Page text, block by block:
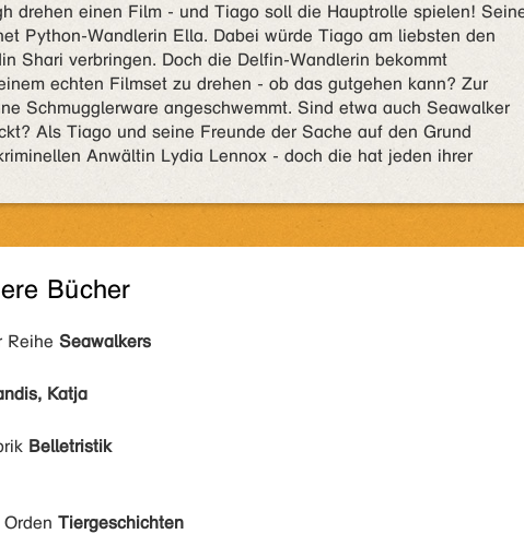
drehen einen Film - und Tiago soll die Hauptrolle spielen!
Python-Wandlerin Ella. Dabei würde Tiago am liebsten den
Shari verbringen. Doch die Delfin-Wandlerin bekommt
echten Filmset zu drehen - ob das gutgehen kann? Zur
Schmugglerware angeschwemmt. Sind etwa auch Seawalker
Als Tiago und seine Freunde der Sache auf den Grund
Anwältin Lydia Lennox - doch die hat jeden ihrer
Bücher
Reihe Seawalkers
Katja
Belletristik
Tiergeschichten